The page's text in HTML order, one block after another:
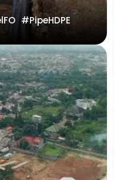
PipeHDPE